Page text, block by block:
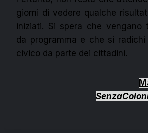
giorni di vedere qualche
iniziati. Si spera che vengano
da programma e che si
civico da parte dei cittadini.